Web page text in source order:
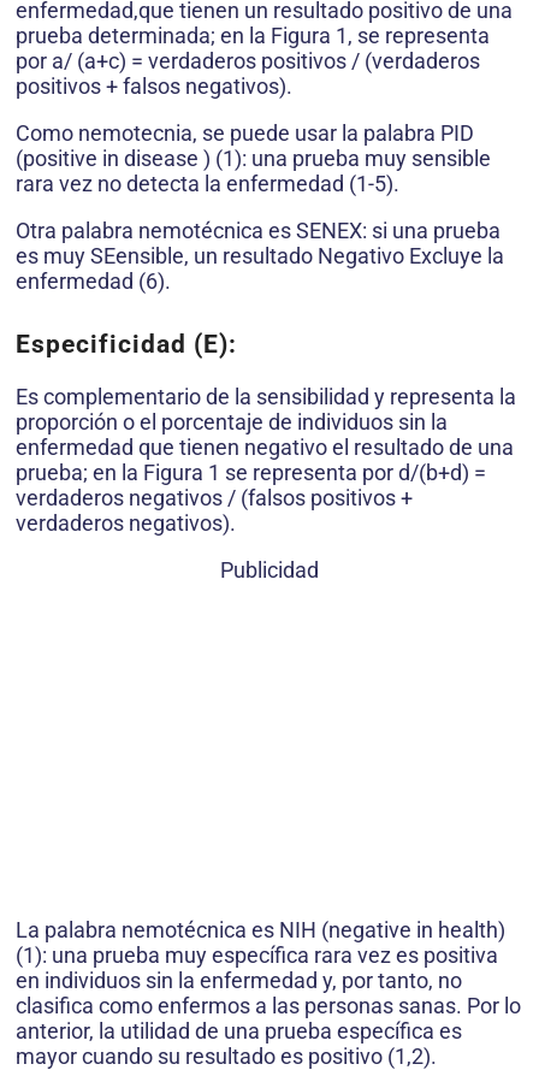
enfermedad,que tienen un resultado positivo de una
prueba determinada; en la Figura 1, se representa
por a/ (a+c) = verdaderos positivos / (verdaderos
positivos + falsos negativos).
Como nemotecnia, se puede usar la palabra PID
(positive in disease ) (1): una prueba muy sensible
rara vez no detecta la enfermedad (1-5).
Otra palabra nemotécnica es SENEX: si una prueba
es muy SEensible, un resultado Negativo Excluye la
enfermedad (6).
Especificidad (E):
Es complementario de la sensibilidad y representa la
proporción o el porcentaje de individuos sin la
enfermedad que tienen negativo el resultado de una
prueba; en la Figura 1 se representa por d/(b+d) =
verdaderos negativos / (falsos positivos +
verdaderos negativos).
Publicidad
La palabra nemotécnica es NIH (negative in health)
(1): una prueba muy específica rara vez es positiva
en individuos sin la enfermedad y, por tanto, no
clasifica como enfermos a las personas sanas. Por lo
anterior, la utilidad de una prueba específica es
mayor cuando su resultado es positivo (1,2).